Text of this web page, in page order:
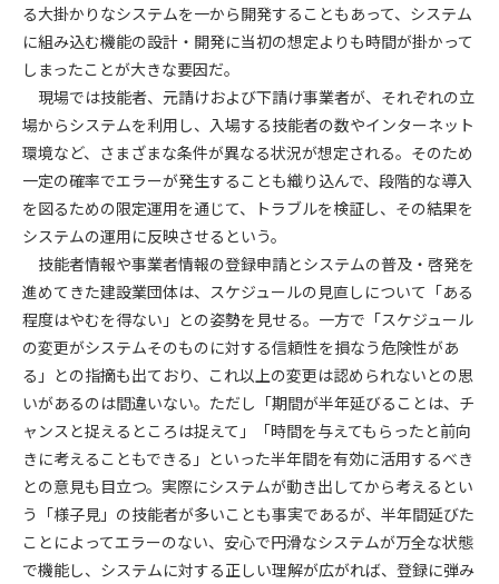
会社概要 お問い合わせ
個人情報保護方針
会員規約
る大掛かりなシステムを一から開発することもあって、システム
に組み込む機能の設計・開発に当初の想定よりも時間が掛かって
しまったことが大きな要因だ。
現場では技能者、元請けおよび下請け事業者が、それぞれの立
場からシステムを利用し、入場する技能者の数やインターネット
環境など、さまざまな条件が異なる状況が想定される。そのため
一定の確率でエラーが発生することも織り込んで、段階的な導入
を図るための限定運用を通じて、トラブルを検証し、その結果を
システムの運用に反映させるという。
技能者情報や事業者情報の登録申請とシステムの普及・啓発を
進めてきた建設業団体は、スケジュールの見直しについて「ある
程度はやむを得ない」との姿勢を見せる。一方で「スケジュール
の変更がシステムそのものに対する信頼性を損なう危険性があ
る」との指摘も出ており、これ以上の変更は認められないとの思
いがあるのは間違いない。ただし「期間が半年延びることは、チ
ャンスと捉えるところは捉えて」「時間を与えてもらったと前向
きに考えることもできる」といった半年間を有効に活用するべき
との意見も目立つ。実際にシステムが動き出してから考えるとい
う「様子見」の技能者が多いことも事実であるが、半年間延びた
ことによってエラーのない、安心で円滑なシステムが万全な状態
で機能し、システムに対する正しい理解が広がれば、登録に弾み
第2条（規約の変更）
本規約は、会員の了承を得ることなく、随時変更されることが
あります。変更内容は、建設資料館WEB上に表示した時点で直
ちに全ての会員が了承したものとみなします。
第4条（会員審査および資格の取り消し）
会員とは、本規約を承諾の上、所定の会員申込手続きを完了
後、管理者がこれを承認した者をいいます。
第4条（会員の定義と登録）
1. 管理者は前条により審査の結果、会員申込みをした者が以下
の何れかの項目に該当することがわかった場合、その者の会
員としての権限を承認しないことがあります。
(1) 会員申し込みをした者が実在しなかった場合
(2) 本規約に違反した場合/li>
(3) 会員申し込みの際、申告事項に虚偽があった場合
(4) 会員申込者が管理者所定の手続き通りに会員申込手続き処
理を行わなかった場合
(5) その他管理者が会員とすることを不適当と判断した場合
2. 管理者は承認後であっても承認した会員が前項の何れかに該
当することが判明した場合、会員資格を取り消すことがあり
ます。